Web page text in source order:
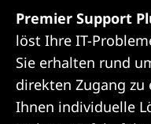
Premier Support
löst Ihre IT-
Sie erhalten rund
direkten Zugang zu
Ihnen individuelle